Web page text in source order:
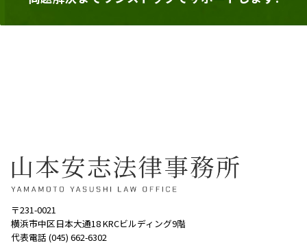
〒231-0021
横浜市中区日本大通18 KRCビルディング9階
代表電話 (045) 662-6302